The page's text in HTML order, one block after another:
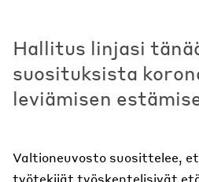
Hallitus linjasi
suosituksista
leviämisen
Valtioneuvosto suosittelee,
työtekijät työskentelisivät